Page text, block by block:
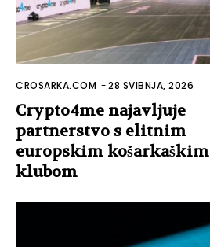
CROSARKA.COM -28 SVIBNJA, 2026
Crypto4me najavljuje
partnerstvo s elitnim
europskim košarkaškim
klubom